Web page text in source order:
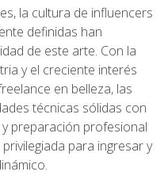
la cultura de influencers
definidas han
de este arte. Con la
y el creciente interés
en belleza, las
técnicas sólidas con
preparación profesional
para ingresar y